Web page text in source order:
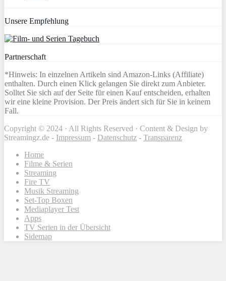
Unsere Empfehlung
Partnerschaft
*Hinweis: In einzelnen Artikeln sind Amazon-Links (Affiliate)
enthalten. Durch einen Klick gelangen Sie direkt zum Anbieter.
Solltet Sie sich auf der Seite für einen Kauf entscheiden, erhalten
wir eine kleine Provision. Der Preis ändert sich für Sie in keinem
Fall.
Copyright © 2024 · All Rights Reserved · Content & Design by
Streamingz.de - Impressum - Datenschutz - Transparenz
Home
Filme & Serien
Streaming
Fire TV
Musik Streaming
Set-Top Boxen
Mediaplayer Test
Apps
TV Serien in der Übersicht
Sidemap